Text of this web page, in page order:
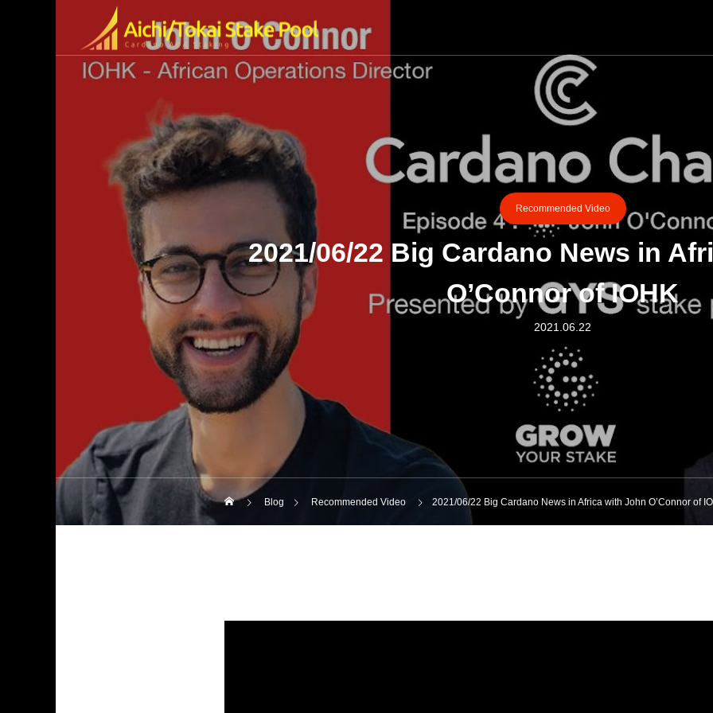
Recommended Video
2021/06/22 Big Cardano News in
O’Connor of IOHK
2021.06.22
Blog Recommended Video 2021/06/22 Big Cardano News in Africa with John O’Connor of